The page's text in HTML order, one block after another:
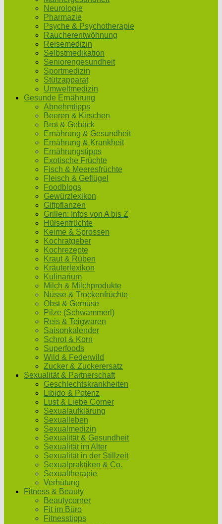
Neurologie
Pharmazie
Psyche & Psychotherapie
Raucherentwöhnung
Reisemedizin
Selbstmedikation
Seniorengesundheit
Sportmedizin
Stützapparat
Umweltmedizin
Gesunde Ernährung
Abnehmtipps
Beeren & Kirschen
Brot & Gebäck
Ernährung & Gesundheit
Ernährung & Krankheit
Ernährungstipps
Exotische Früchte
Fisch & Meeresfrüchte
Fleisch & Geflügel
Foodblogs
Gewürzlexikon
Giftpflanzen
Grillen: Infos von A bis Z
Hülsenfrüchte
Keime & Sprossen
Kochratgeber
Kochrezepte
Kraut & Rüben
Kräuterlexikon
Kulinarium
Milch & Milchprodukte
Nüsse & Trockenfrüchte
Obst & Gemüse
Pilze (Schwammerl)
Reis & Teigwaren
Saisonkalender
Schrot & Korn
Superfoods
Wild & Federwild
Zucker & Zuckerersatz
Sexualität & Partnerschaft
Geschlechtskrankheiten
Libido & Potenz
Lust & Liebe Corner
Sexualaufklärung
Sexualleben
Sexualmedizin
Sexualität & Gesundheit
Sexualität im Alter
Sexualität in der Stillzeit
Sexualpraktiken & Co.
Sexualtherapie
Verhütung
Fitness & Beauty
Beautycorner
Fit im Büro
Fitnesstipps